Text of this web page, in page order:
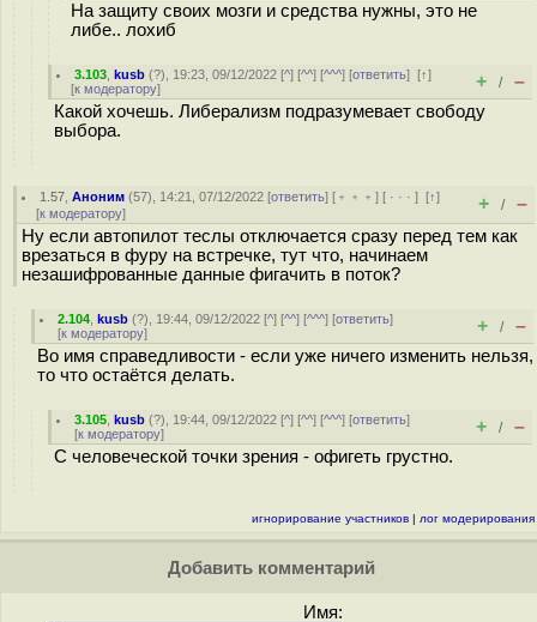
На защиту своих мозги и средства нужны, это не
либе.. лохиб
3.103 ,kusb (?), 19:23, 09/12/2022 [^] [^^] [^^^] [ответить][↑]
[к модератору] + / –
Какой хочешь. Либерализм подразумевает свободу
выбора.
1.57 ,Аноним (57), 14:21, 07/12/2022 [ответить] [ ﹢﹢﹢] [ · · ·][↑]
[к модератору] + / –
Ну если автопилот теслы отключается сразу перед тем как
врезаться в фуру на встречке, тут что, начинаем
незашифрованные данные фигачить в поток?
2.104 ,kusb (?), 19:44, 09/12/2022 [^] [^^] [^^^] [ответить]
[к модератору] + / –
Во имя справедливости - если уже ничего изменить нельзя,
то что остаётся делать.
3.105 ,kusb (?), 19:44, 09/12/2022 [^] [^^] [^^^] [ответить]
[к модератору] + / –
С человеческой точки зрения - офигеть грустно.
игнорирование участников | лог модерирования
Добавить комментарий
Имя: